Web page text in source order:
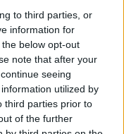
to third parties, or
information for
below opt-out
note that after your
seeing
utilized by
third parties prior to
of the further
le primarie a
2017 inizia,
presidente della